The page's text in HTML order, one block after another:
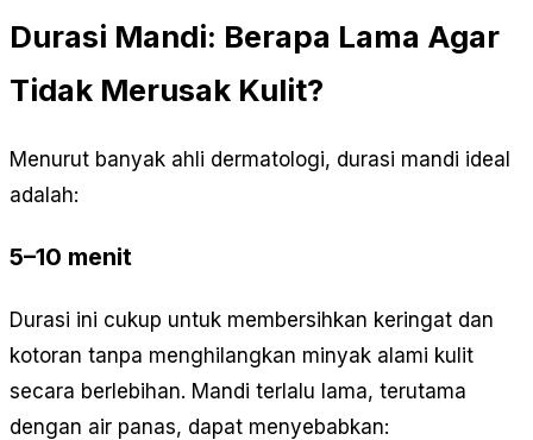
Durasi Mandi: Berapa Lama Agar
Tidak Merusak Kulit?
Menurut banyak ahli dermatologi, durasi mandi ideal
adalah:
5–10 menit
Durasi ini cukup untuk membersihkan keringat dan
kotoran tanpa menghilangkan minyak alami kulit
secara berlebihan. Mandi terlalu lama, terutama
dengan air panas, dapat menyebabkan: